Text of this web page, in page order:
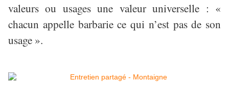
valeurs ou usages une valeur universelle : «
chacun appelle barbarie ce qui n’est pas de son
usage ».